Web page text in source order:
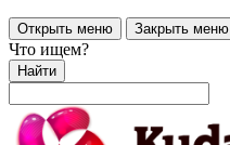
Открыть меню Закрыть меню
Что ищем?
Найти